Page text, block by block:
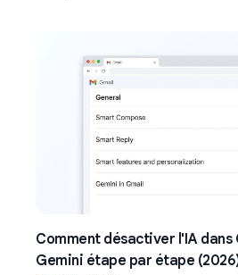
Comment désactiver l'IA
Gemini étape par étape